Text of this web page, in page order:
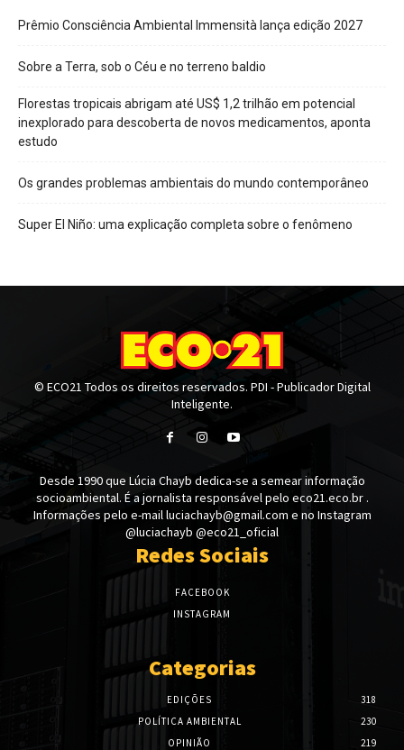
Prêmio Consciência Ambiental Immensità lança edição 2027
Sobre a Terra, sob o Céu e no terreno baldio
Florestas tropicais abrigam até US$ 1,2 trilhão em potencial
inexplorado para descoberta de novos medicamentos, aponta
estudo
Os grandes problemas ambientais do mundo contemporâneo
Super El Niño: uma explicação completa sobre o fenômeno
© ECO21 Todos os direitos reservados. PDI - Publicador Digital
Inteligente.
Desde 1990 que Lúcia Chayb dedica-se a semear informação
socioambiental. É a jornalista responsável pelo eco21.eco.br .
Informações pelo e-mail luciachayb@gmail.com e no Instagram
@luciachayb @eco21_oficial
Redes Sociais
FACEBOOK
INSTAGRAM
Categorias
EDIÇÕES
318
POLÍTICA AMBIENTAL
230
OPINIÃO
219